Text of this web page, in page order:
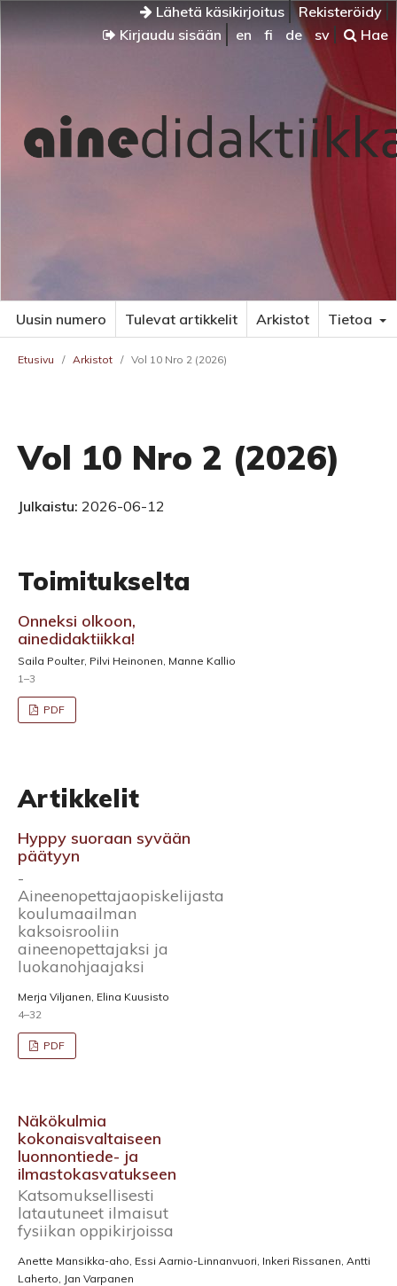
Lähetä käsikirjoitus
Rekisteröidy
Kirjaudu sisään
en fi de sv Hae
Uusin numero Tulevat artikkelit Arkistot Tietoa
Etusivu / Arkistot / Vol 10 Nro 2 (2026)
Vol 10 Nro 2 (2026)
Julkaistu: 2026-06-12
Toimitukselta
Onneksi olkoon,
ainedidaktiikka!
Saila Poulter, Pilvi Heinonen, Manne Kallio
1–3
PDF
Artikkelit
Hyppy suoraan syvään
päätyyn
-
Aineenopettajaopiskelijasta
koulumaailman
kaksoisrooliin
aineenopettajaksi ja
luokanohjaajaksi
Merja Viljanen, Elina Kuusisto
4–32
PDF
Näkökulmia
kokonaisvaltaiseen
luonnontiede- ja
ilmastokasvatukseen
Katsomuksellisesti
latautuneet ilmaisut
fysiikan oppikirjoissa
Anette Mansikka-aho, Essi Aarnio-Linnanvuori, Inkeri Rissanen, Antti
Laherto, Jan Varpanen